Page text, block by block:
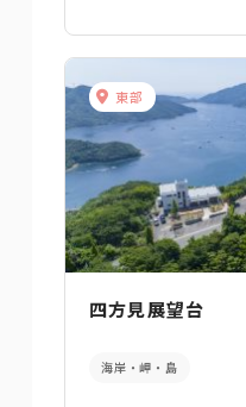
東部
四方見展望台
海岸・岬・島